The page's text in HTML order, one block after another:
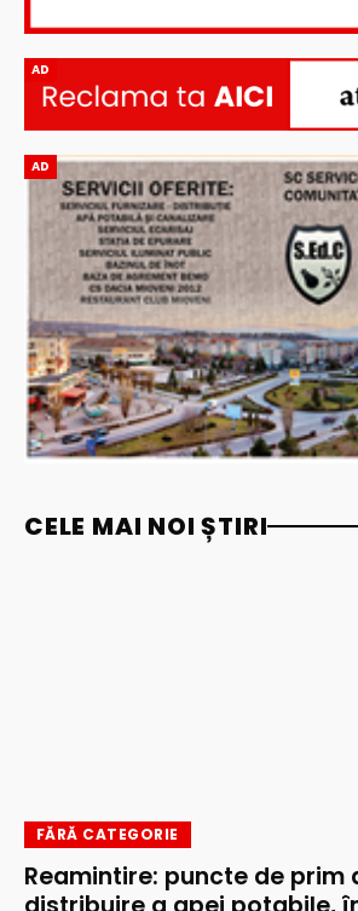
AD
AD
CELE MAI NOI ȘTIRI
FĂRĂ CATEGORIE
Reamintire: puncte de prim